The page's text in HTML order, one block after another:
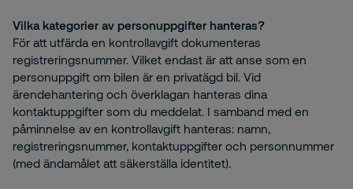
Vilka kategorier av personuppgifter hanteras?
För att utfärda en kontrollavgift dokumenteras
registreringsnummer. Vilket endast är att anse som en
personuppgift om bilen är en privatägd bil. Vid
ärendehantering och överklagan hanteras dina
kontaktuppgifter som du meddelat. I samband med en
påminnelse av en kontrollavgift hanteras: namn,
registreringsnummer, kontaktuppgifter och personnummer
(med ändamålet att säkerställa identitet).